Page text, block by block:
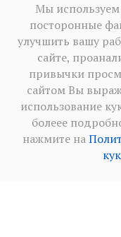
Мы
посторонные
улучшить вашу
сайте,
привычки
сайтом Вы
использование
болеее
нажмите на